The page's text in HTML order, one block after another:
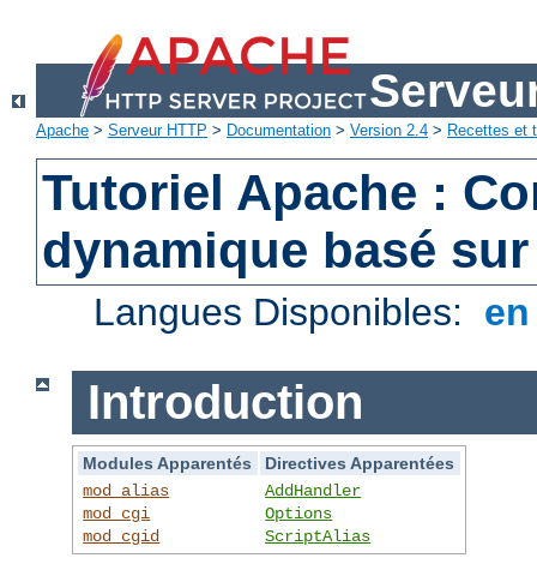
Apache > Serveur HTTP > Documentation > Version 2.4 > Recettes et
Tutoriel Apache :
dynamique basé sur
Langues Disponibles:
Introduction
Modules Apparentés
Directives Apparentées
mod_alias
mod_cgi
mod_cgid
AddHandler
Options
ScriptAlias